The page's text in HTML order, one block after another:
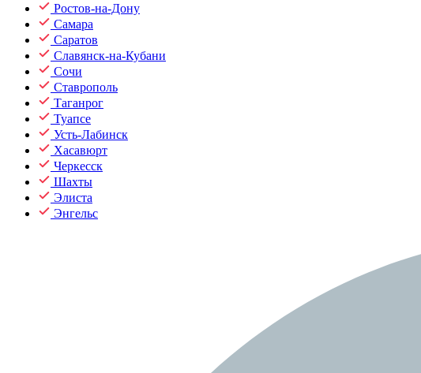
Ростов-на-Дону
Самара
Саратов
Славянск-на-Кубани
Сочи
Ставрополь
Таганрог
Туапсе
Усть-Лабинск
Хасавюрт
Черкесск
Шахты
Элиста
Энгельс